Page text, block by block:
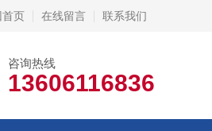
首页 在线留言 联系我们
咨询热线
13606116836